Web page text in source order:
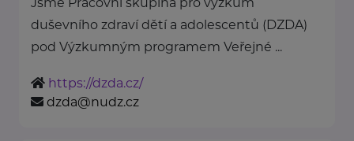
duševního zdraví dětí a adolescentů (DZDA)
pod Výzkumným programem Veřejné ...
https://dzda.cz/
dzda@nudz.cz